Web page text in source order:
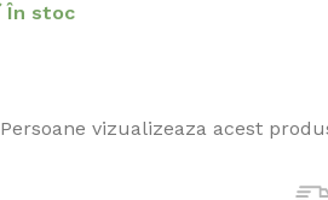
În stoc
Persoane vizualizeaza acest